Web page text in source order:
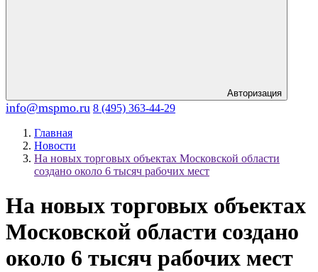
Авторизация
info@mspmo.ru 8 (495) 363-44-29
Главная
Новости
На новых торговых объектах Московской области
создано около 6 тысяч рабочих мест
На новых торговых объектах
Московской области создано
около 6 тысяч рабочих мест